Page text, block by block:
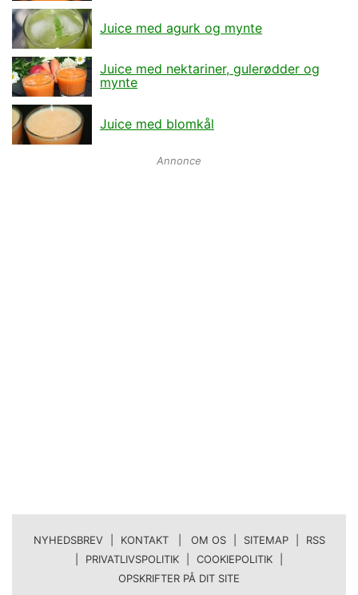
Juice med agurk og mynte
Juice med nektariner, gulerødder og
mynte
Juice med blomkål
Annonce
NYHEDSBREV KONTAKT | OM OS SITEMAP
RSS
PRIVATLIVSPOLITIK COOKIEPOLITIK
OPSKRIFTER PÅ DIT SITE